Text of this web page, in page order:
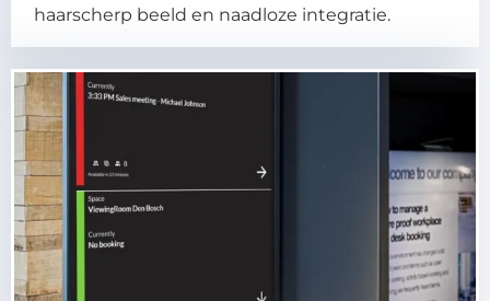
haarscherp beeld en naadloze integratie.